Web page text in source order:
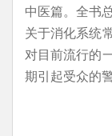
中医篇。全书
关于消化系统
对目前流行的
期引起受众的